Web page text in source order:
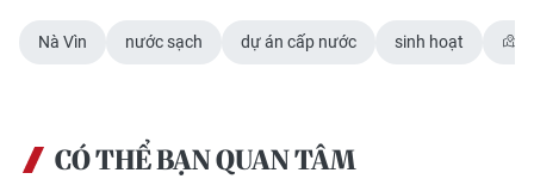
Nà Vìn nước sạch dự án cấp nước sinh hoạt
CÓ THỂ BẠN QUAN TÂM